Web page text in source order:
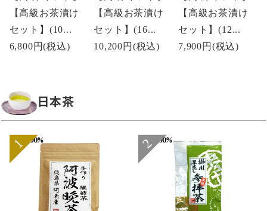
【高級お茶漬け
セット】(10...
6,800円(税込)
【高級お茶漬け
セット】(16...
10,200円 (税込)
【高級お茶漬け
セット】(12...
7,900円 (税込)
日本茶